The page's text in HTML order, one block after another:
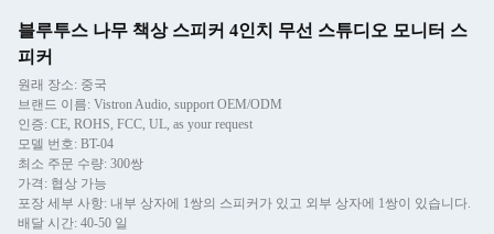
블루투스 나무 책상 스피커 4인치 무선 스튜디오 모니터 스
피커
원래 장소: 중국
브랜드 이름: Vistron Audio, support OEM/ODM
인증: CE, ROHS, FCC, UL, as your request
모델 번호: BT-04
최소 주문 수량: 300쌍
가격: 협상 가능
포장 세부 사항: 내부 상자에 1쌍의 스피커가 있고 외부 상자에 1쌍이 있습니다.
배달 시간: 40-50 일